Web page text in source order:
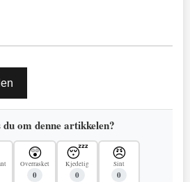
du om denne artikkelen?
😲
Overrasket
0
😴
Kjedelig
0
😠
Sint
0